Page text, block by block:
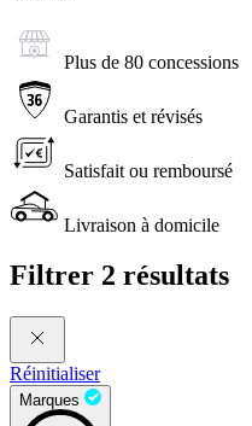
Plus de 80 concessions
Garantis et révisés
Satisfait ou remboursé
Livraison à domicile
Filtrer 2 résultats
Réinitialiser
Marques